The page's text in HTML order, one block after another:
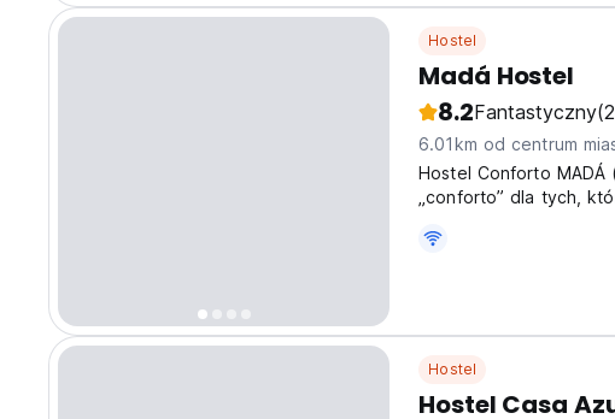
Hostel
Madá Hostel
8.2Fantastyczny
6.01km od centrum
Hostel Conforto
„conforto” dla tych,
Hostel
Hostel Casa